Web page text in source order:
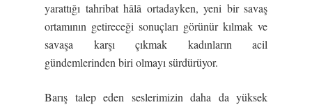
yarattığı tahribat hâlâ ortadayken, yeni bir savaş
ortamının getireceği sonuçları görünür kılmak ve
savaşa karşı çıkmak kadınların acil
gündemlerinden biri olmayı sürdürüyor.
Barış talep eden seslerimizin daha da yüksek